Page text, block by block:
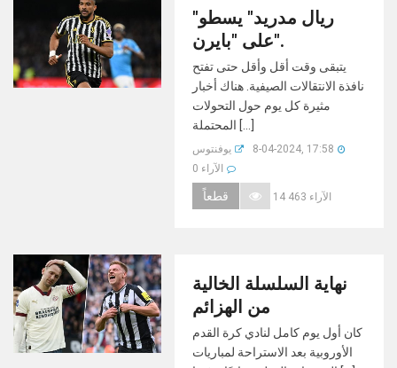
"ريال مدريد" يسطو
على "بايرن".
يتبقى وقت أقل وأقل حتى تفتح
نافذة الانتقالات الصيفية. هناك أخبار
مثيرة كل يوم حول التحولات
المحتملة [...]
يوفنتوس
8-04-2024, 17:58
0 الآراء
قطعاً 14 463 الآراء
نهاية السلسلة الخالية
من الهزائم
كان أول يوم كامل لنادي كرة القدم
الأوروبية بعد الاستراحة لمباريات